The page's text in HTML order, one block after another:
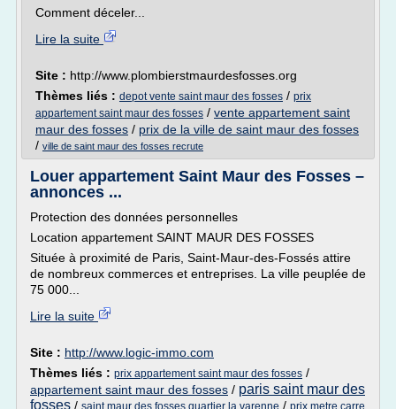
Comment déceler...
Lire la suite
Site : http://www.plombierstmaurdesfosses.org
Thèmes liés : depot vente saint maur des fosses / prix
appartement saint maur des fosses / vente appartement saint
maur des fosses / prix de la ville de saint maur des fosses
/ ville de saint maur des fosses recrute
Louer appartement Saint Maur des Fosses –
annonces ...
Protection des données personnelles
Location appartement SAINT MAUR DES FOSSES
Située à proximité de Paris, Saint-Maur-des-Fossés attire
de nombreux commerces et entreprises. La ville peuplée de
75 000...
Lire la suite
Site : http://www.logic-immo.com
Thèmes liés : prix appartement saint maur des fosses /
appartement saint maur des fosses / paris saint maur des
fosses / saint maur des fosses quartier la varenne / prix metre carre